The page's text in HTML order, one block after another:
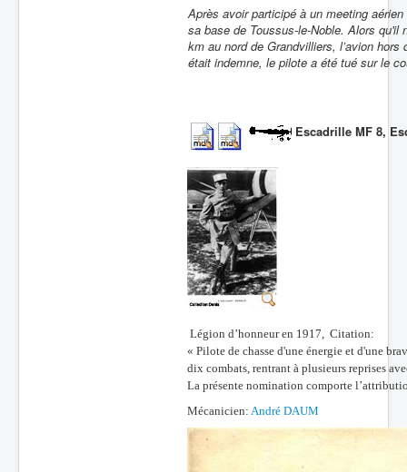
Après avoir participé à un meeting
sa base de Toussus-le-Noble. Alors qu'il
km au nord de Grandvilliers, l’avion
était indemne, le pilote a été tué sur le
Escadrille MF 8,
Légion d’honneur en 1917, Citation:
« Pilote de chasse d'une énergie et d'une
dix combats, rentrant à plusieurs reprises
La présente nomination comporte
Mécanicien: André DAUM